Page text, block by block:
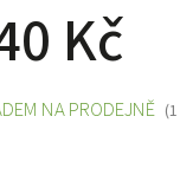
Kč
NA PRODEJNĚ